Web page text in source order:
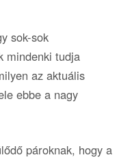
sok-sok
mindenki tudja
az aktuális
ebbe a nagy
pároknak, hogy a